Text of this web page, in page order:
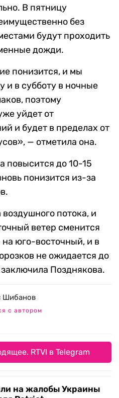
В пятницу
без
будут проходить
дожди.
понизится, и мы
и в субботу в ночные
поэтому
уйдет от
и будет в пределах от
— отметила она.
повысится до 10-15
понизится из-за
потока, и
ветер сменится
юго-восточный, и в
не ожидается до
Позднякова.
Шибанов
с автором
RTVI в Telegram
на жалобы Украины